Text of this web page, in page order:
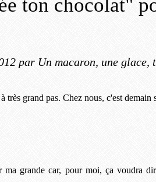
ton chocolat"
par Un macaron, une glace,
très grand pas. Chez nous, c'est demain
ma grande car, pour moi, ça voudra